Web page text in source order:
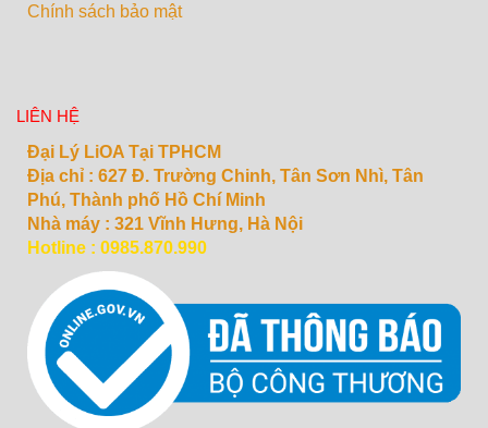
Chính sách bảo mật
LIÊN HỆ
Đại Lý LiOA Tại TPHCM
Địa chỉ : 627 Đ. Trường Chinh, Tân Sơn Nhì, Tân
Phú, Thành phố Hồ Chí Minh
Nhà máy : 321 Vĩnh Hưng, Hà Nội
Hotline : 0985.870.990